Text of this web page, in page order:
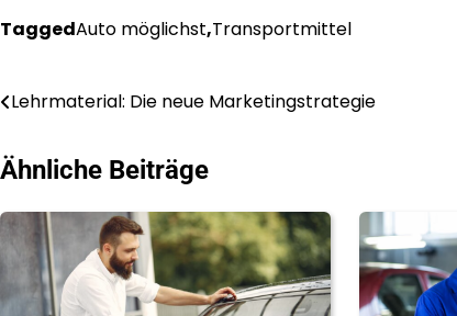
TaggedAuto möglichst,Transportmittel
Post
Lehrmaterial: Die neue Marketingstrategie
Ähnliche Beiträge